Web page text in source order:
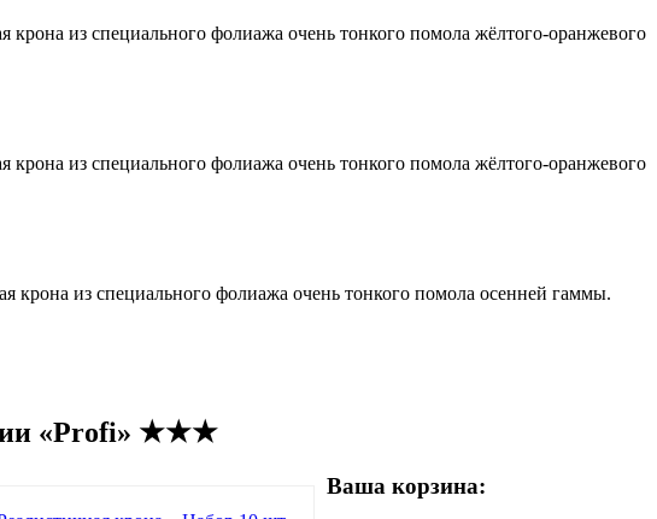
из специального фолиажа очень тонкого помола жёлтого-оранжевого
из специального фолиажа очень тонкого помола жёлтого-оранжевого
крона из специального фолиажа очень тонкого помола осенней гаммы.
«Profi» ★★★
Ваша корзина: